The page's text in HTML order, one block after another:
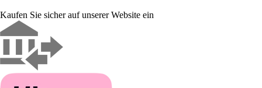
Kaufen Sie sicher auf unserer Website ein